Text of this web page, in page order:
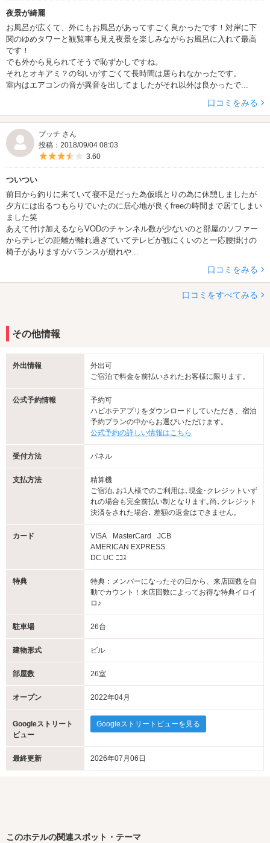
夜景が綺麗
お風呂が広くて、外にもお風呂があってすごく良かったです！対岸に下
関のゆめタワーと観覧車も見え夜景を楽しみながらお風呂に入れて最高
です！
でも外から見られてそうで恥ずかしですね。
それとオキアミ？の匂いがすごくて長時間は居られなかったです。
室内はエアコンの音が異音を出してましたがそれ以外は良かったで...
口コミをみる
プッチ さん
投稿：2018/09/04 08:03
5つ星のうち3.5
3.60
ついつい
前日から釣りに来ていて寝不足だった為仮眠とりの為に休憩しましたが
夕方には出るつもらりでいたのに居心地が良くfreeの時間まで居てしまい
ました笑
あえて付け加えるならVODのチャンネル数が少ないのと部屋のソファー
からテレビの距離が離れ過ぎていてテレビが観にくいのと一応腰掛けの
椅子がありますがバランスが崩れや...
口コミをみる
口コミをすべてみる
その他情報
外出情報
外出可
ご宿泊で料金を前払いされたお客様に限ります。
公式予約情報
予約可
ハピホテアプリをダウンロードしていただき、宿泊
予約プランの中からお選びいただけます。
公式予約の詳しい情報はこちら
受付方法 パネル
支払方法
精算機
ご宿泊､お1人様でのご利用は､現金･クレジットいず
れの場合も完全前払い制となります｡尚､クレジット
決済をされた場合､ 差額の返金はできません。
カード VISA MasterCard
JCB
AMERICAN EXPRESS
DC UC ﾆｺｽ
特典
特典：メンバーになったその日から、来店回数を自
動でカウント！来店回数によってお得な特典イロイ
ロ♪
駐車場 26台
建物形式 ビル
部屋数 26室
オープン 2022年04月
Googleストリート
ビュー
Googleストリートビューを見る
最終更新 2026年07月06日
このホテルの関連スポット・テーマ